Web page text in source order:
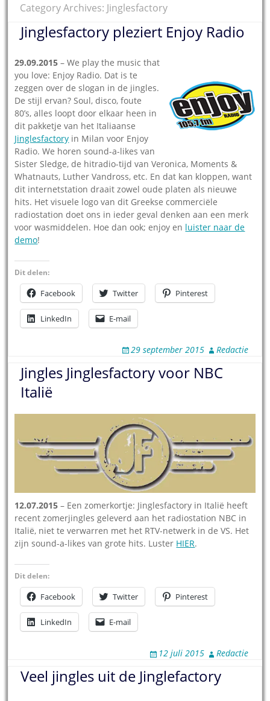
Category Archives: Jinglesfactory
Jinglesfactory pleziert Enjoy Radio
29.09.2015 – We play the music that
you love: Enjoy Radio. Dat is te
zeggen over de slogan in de jingles.
De stijl ervan? Soul, disco, foute
80’s, alles loopt door elkaar heen in
dit pakketje van het Italiaanse
Jinglesfactory in Milan voor Enjoy
Radio. We horen sound-a-likes van
Sister Sledge, de hitradio-tijd van Veronica, Moments &
Whatnauts, Luther Vandross, etc. En dat kan kloppen, want
dit internetstation draait zowel oude platen als nieuwe
hits. Het visuele logo van dit Greekse commerciële
radiostation doet ons in ieder geval denken aan een merk
voor wasmiddelen. Hoe dan ook; enjoy en luister naar de
demo!
Dit delen:
Facebook Twitter Pinterest
LinkedIn E-mail
29 september 2015 Redactie
Jingles Jinglesfactory voor NBC
Italië
12.07.2015 – Een zomerkortje: Jinglesfactory in Italië heeft
recent zomerjingles geleverd aan het radiostation NBC in
Italië, niet te verwarren met het RTV-netwerk in de VS. Het
zijn sound-a-likes van grote hits. Luster HIER.
Dit delen:
Facebook Twitter Pinterest
LinkedIn E-mail
12 juli 2015 Redactie
Veel jingles uit de Jinglefactory